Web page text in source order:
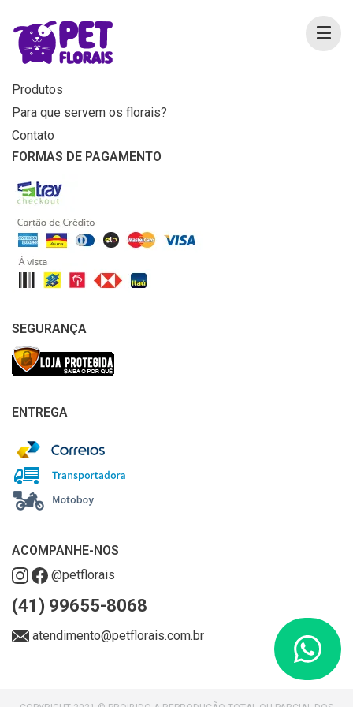
MENU
Home
Produtos
Para que servem os florais?
Contato
FORMAS DE PAGAMENTO
SEGURANÇA
ENTREGA
ACOMPANHE-NOS
@petflorais
(41) 99655-8068
atendimento@petflorais.com.br